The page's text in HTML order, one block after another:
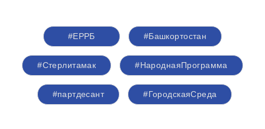
#ЕРРБ #Башкортостан
#Стерлитамак #НароднаяПрограмма
#партдесант #ГородскаяСреда